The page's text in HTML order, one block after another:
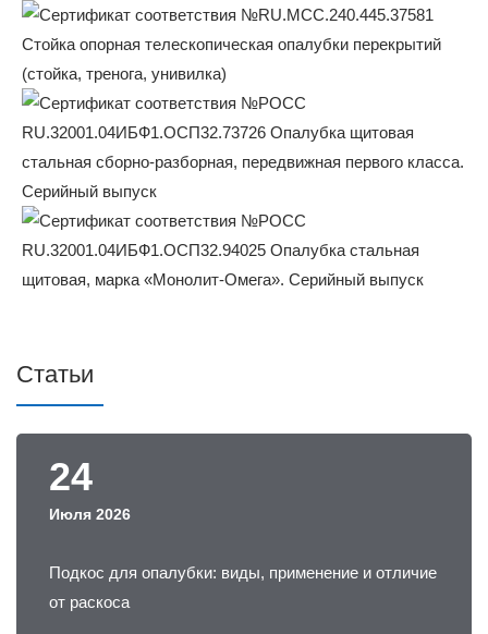
Статьи
24
Июля 2026
Подкос для опалубки: виды, применение и отличие
от раскоса